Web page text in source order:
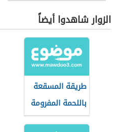
الزوار شاهدوا أيضاً
طريقة المسقعة
باللحمة المفرومة